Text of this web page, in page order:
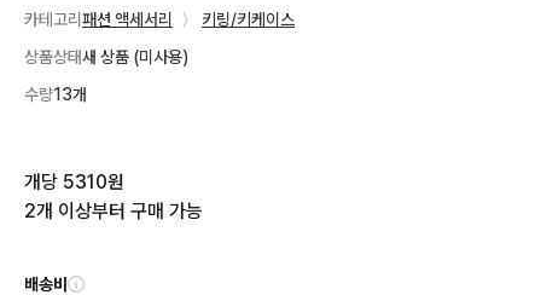
카테고리 패션 액세서리 〉
키링/키케이스
상품상태새 상품 (미사용)
수량13개
개당 5310원
2개 이상부터 구매 가능
배송비